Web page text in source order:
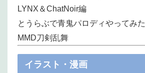
LYNX＆ChatNoir編
とうらぶで青鬼パロディやってみた
MMD刀剣乱舞
イラスト・漫画